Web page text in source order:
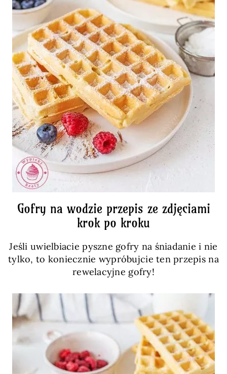
Gofry na wodzie przepis ze zdjęciami
krok po kroku
Jeśli uwielbiacie pyszne gofry na śniadanie i nie
tylko, to koniecznie wypróbujcie ten przepis na
rewelacyjne gofry!